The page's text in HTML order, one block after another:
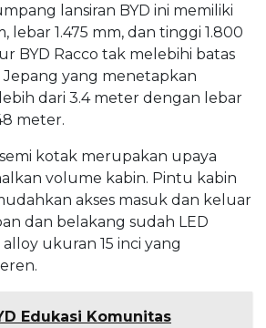
lansiran BYD ini memiliki
lebar 1.475 mm, dan tinggi 1.800
BYD Racco tak melebihi batas
Jepang yang menetapkan
dari 3.4 meter dengan lebar
meter.
kotak merupakan upaya
volume kabin. Pintu kabin
akses masuk dan keluar
dan belakang sudah LED
ukuran 15 inci yang
Edukasi Komunitas